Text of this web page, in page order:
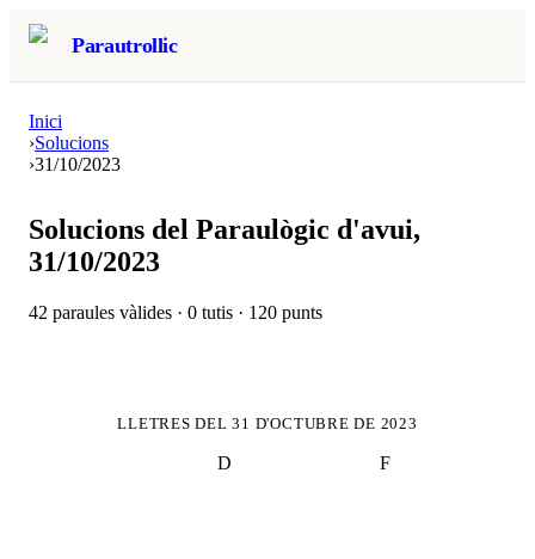
Parautrollic
Inici
›Solucions
›31/10/2023
Solucions del Paraulògic d'avui,
31/10/2023
42 paraules vàlides · 0 tutis · 120 punts
LLETRES DEL31 D'OCTUBRE DE 2023
D F